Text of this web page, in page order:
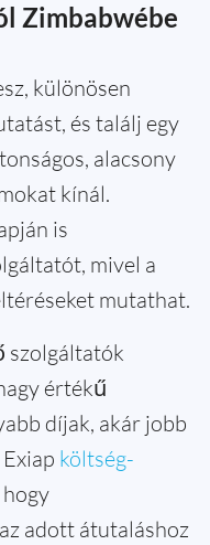
Zimbabwébe
különösen
és találj egy
alacsony
kínál.
is
mivel a
mutathat.
szolgáltatók
értékű
díjak, akár jobb
költség-
hogy
adott átutaláshoz